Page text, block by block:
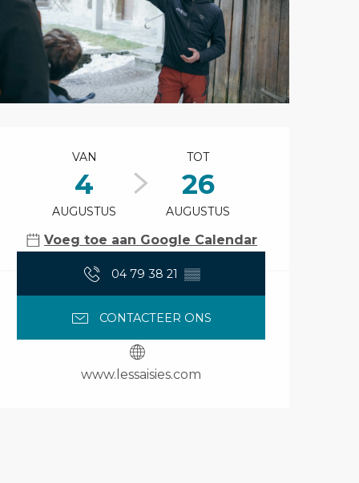
Openingstijden en
VAN
4
AUGUSTUS
TOT
26
AUGUSTUS
Voeg toe aan Google Calendar
04 79 38 21 ▒▒
CONTACTEER ONS
www.lessaisies.com